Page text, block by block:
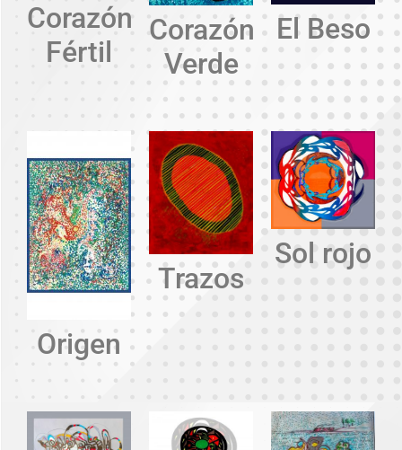
Corazón
Fértil
Corazón
Verde
El Beso
Origen
Trazos
Sol rojo